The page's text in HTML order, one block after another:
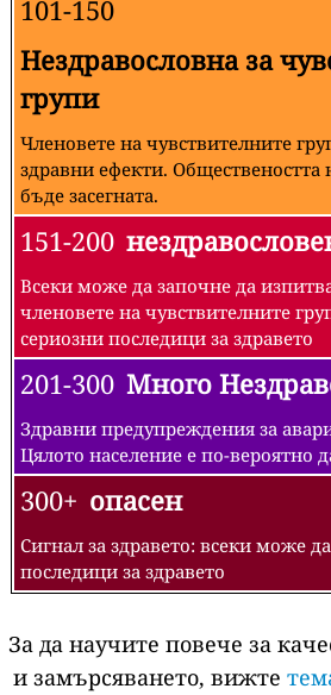
101-150
Нездравословна за
групи
Членовете на чувствителните
здравни ефекти. Обществеността
бъде засегната.
151-200
Всеки може да започне да
членовете на чувствителните
сериозни последици за здравето
201-300 Много
Здравни предупреждения за
Цялото население е по-вероятно
300+ опасен
Сигнал за здравето: всеки може
последици за здравето
За да научите повече за
и замърсяването, вижте